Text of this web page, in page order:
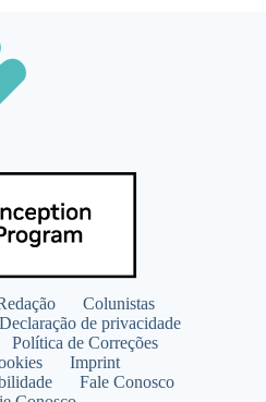
Colunistas
Declaração de privacidade
Política de Correções
Imprint
Fale Conosco